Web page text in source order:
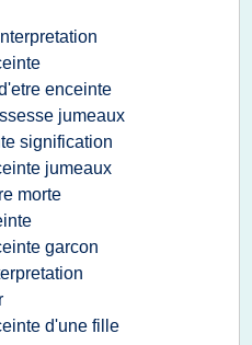
enceinte
jumeaux
signification
jumeaux
morte
garcon
d'une fille